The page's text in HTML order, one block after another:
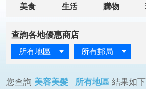
美食 生活 購物
查詢各地優惠商店
所有地區 所有郵局
您查詢 美容美髮 所有地區 結果如